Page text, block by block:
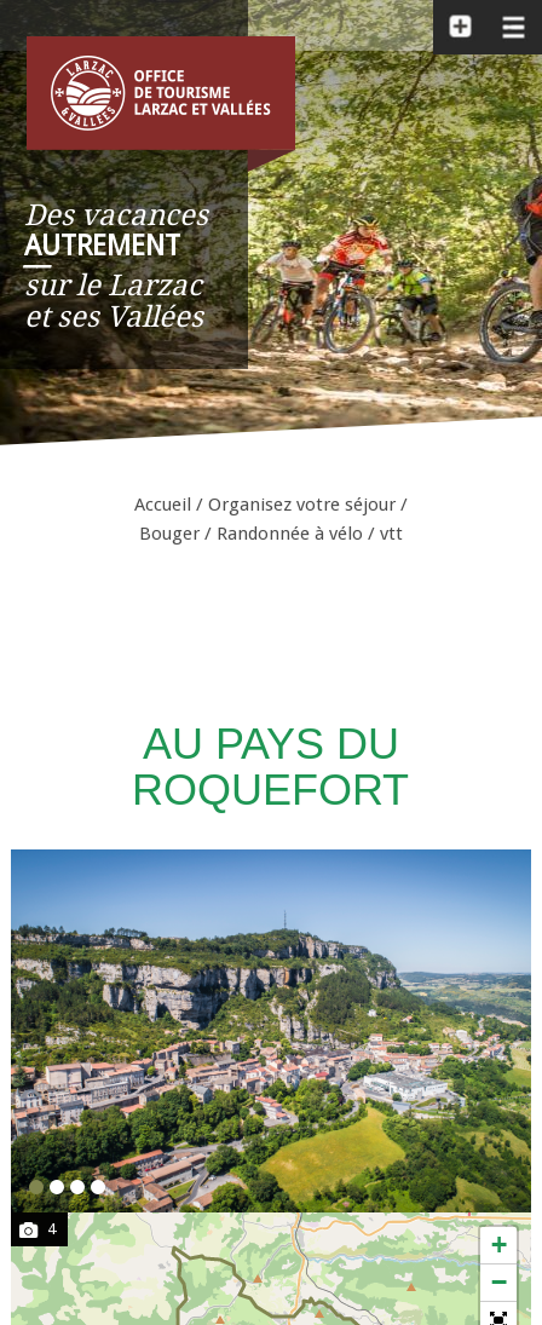
Des vacances
AUTREMENT
__
sur le Larzac
et ses Vallées
Accueil / Organisez votre séjour /
Bouger / Randonnée à vélo / vtt
AU PAYS DU
ROQUEFORT
4
+
−